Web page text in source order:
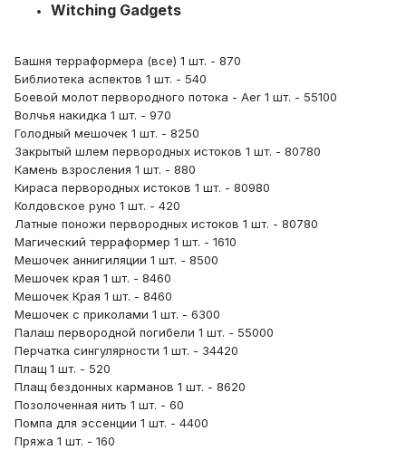
Witching Gadgets
Башня терраформера (все) 1 шт. - 870
Библиотека аспектов 1 шт. - 540
Боевой молот первородного потока - Aer 1 шт. - 55100
Волчья накидка 1 шт. - 970
Голодный мешочек 1 шт. - 8250
Закрытый шлем первородных истоков 1 шт. - 80780
Камень взросления 1 шт. - 880
Кираса первородных истоков 1 шт. - 80980
Колдовское руно 1 шт. - 420
Латные поножи первородных истоков 1 шт. - 80780
Магический терраформер 1 шт. - 1610
Мешочек аннигиляции 1 шт. - 8500
Мешочек края 1 шт. - 8460
Мешочек Края 1 шт. - 8460
Мешочек с приколами 1 шт. - 6300
Палаш первородной погибели 1 шт. - 55000
Перчатка сингулярности 1 шт. - 34420
Плащ 1 шт. - 520
Плащ бездонных карманов 1 шт. - 8620
Позолоченная нить 1 шт. - 60
Помпа для эссенции 1 шт. - 4400
Пряжа 1 шт. - 160